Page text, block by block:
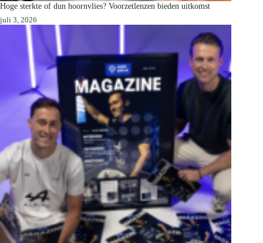
Hoge sterkte of dun hoornvlies? Voorzetlenzen bieden uitkomst
juli 3, 2026